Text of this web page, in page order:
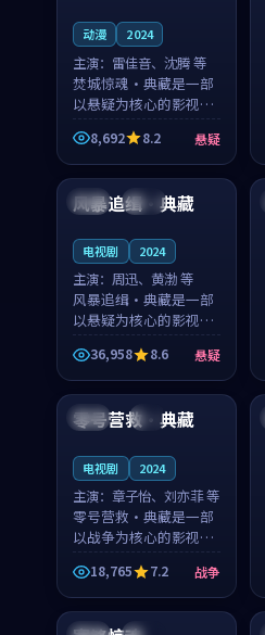
动漫 2024
主演： 雷佳音、沈腾 等
焚城惊魂·典藏是一部
以悬疑为核心的影视作
品，围绕危机、反转与
人物成长展开，整体节
奏紧凑，值得推荐观
8,692 8.2 悬疑
中国 独播
风暴追缉·典藏
电视剧 2024
主演： 周迅、黄渤 等
风暴追缉·典藏是一部
以悬疑为核心的影视作
品，围绕危机、反转与
人物成长展开，整体节
奏紧凑，值得推荐观
看。
36,958 8.6 悬疑
美国 4K
零号营救·典藏
电视剧 2024
主演： 章子怡、刘亦菲 等
零号营救·典藏是一部
以战争为核心的影视作
品，围绕危机、反转与
人物成长展开，整体节
奏紧凑，值得推荐观
看。
18,765 7.2 战争